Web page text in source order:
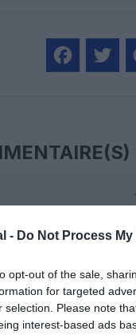
- Do Not Process
opt-out of the sale,
for targeted
selection. Please note
interest-based ads
fait longtemps que
via Frankfurt est